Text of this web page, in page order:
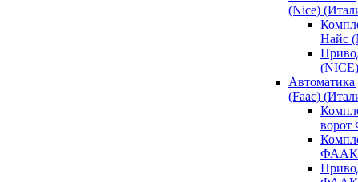
(Nice)
Найс
(NICE)
(Faac)
ФААК